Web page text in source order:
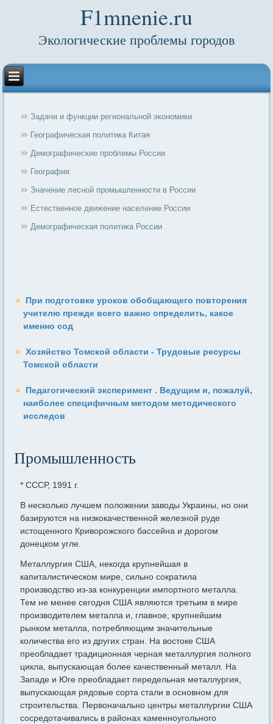
F1mnenie.ru
Экологические проблемы городов
Задачи и функции региональной экономики
Географическая политика Китая
Демографические проблемы России
География
Значение лесной промышленности в России
Естественное движение население России
Демографическая политика России
При подготовке уроков обобщающего повторения
учителю прежде всего важно определить, какое
именно сод
Хозяйство Томской области - Трудовые ресурсы
Томской области
Педагогический эксперимент . Ведущим и, пожалуй,
наиболее специфичным методом методического
исследов
Промышленность
* СССР, 1991 г.
В несколько лучшем положении заводы Украины, но они
базиру­ются на низкокачественной железной руде
истощенного Криворож­ского бассейна и дорогом
донецком угле.
Металлургия США, некогда крупнейшая в
капиталистическом мире, сильно сократила
производство из-за конкуренции импортного металла.
Тем не менее сегодня США являются третьим в мире
производителем металла и, главное, крупнейшим
рынком металла, потребляющим значительные
количества его из других стран. На востоке США
преобладает традиционная черная металлургия пол­ного
цикла, выпускающая более качественный металл. На
Западе и Юге преобладает передельная металлургия,
выпускающая рядовые сорта стали в основном для
строительства. Первоначально центры металлургии США
сосредотачивались в районах каменноугольного